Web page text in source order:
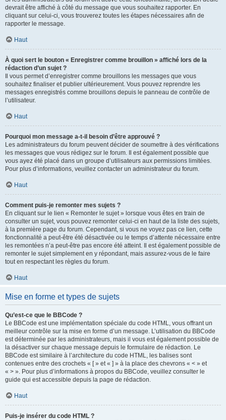
devrait être affiché à côté du message que vous souhaitez rapporter. En
cliquant sur celui-ci, vous trouverez toutes les étapes nécessaires afin de
rapporter le message.
Haut
À quoi sert le bouton « Enregistrer comme brouillon » affiché lors de la
rédaction d’un sujet ?
Il vous permet d’enregistrer comme brouillons les messages que vous
souhaitez finaliser et publier ultérieurement. Vous pouvez reprendre les
messages enregistrés comme brouillons depuis le panneau de contrôle de
l’utilisateur.
Haut
Pourquoi mon message a-t-il besoin d’être approuvé ?
Les administrateurs du forum peuvent décider de soumettre à des vérifications
les messages que vous rédigez sur le forum. Il est également possible que
vous ayez été placé dans un groupe d’utilisateurs aux permissions limitées.
Pour plus d’informations, veuillez contacter un administrateur du forum.
Haut
Comment puis-je remonter mes sujets ?
En cliquant sur le lien « Remonter le sujet » lorsque vous êtes en train de
consulter un sujet, vous pouvez remonter celui-ci en haut de la liste des sujets,
à la première page du forum. Cependant, si vous ne voyez pas ce lien, cette
fonctionnalité a peut-être été désactivée ou le temps d’attente nécessaire entre
les remontées n’a peut-être pas encore été atteint. Il est également possible de
remonter le sujet simplement en y répondant, mais assurez-vous de le faire
tout en respectant les règles du forum.
Haut
Mise en forme et types de sujets
Qu’est-ce que le BBCode ?
Le BBCode est une implémentation spéciale du code HTML, vous offrant un
meilleur contrôle sur la mise en forme d’un message. L’utilisation du BBCode
est déterminée par les administrateurs, mais il vous est également possible de
la désactiver sur chaque message depuis le formulaire de rédaction. Le
BBCode est similaire à l’architecture du code HTML, les balises sont
contenues entre des crochets « [ » et « ] » à la place des chevrons « < » et
« > ». Pour plus d’informations à propos du BBCode, veuillez consulter le
guide qui est accessible depuis la page de rédaction.
Haut
Puis-je insérer du code HTML ?